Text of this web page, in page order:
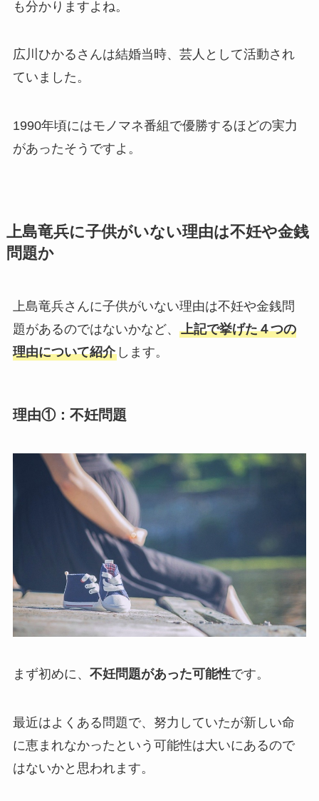
も分かりますよね。
広川ひかるさんは結婚当時、芸人として活動され
ていました。
1990年頃にはモノマネ番組で優勝するほどの実力
があったそうですよ。
上島竜兵に子供がいない理由は不妊や金銭
問題か
上島竜兵さんに子供がいない理由は不妊や金銭問
題があるのではないかなど、 上記で挙げた４つの
理由について紹介します。
理由①：不妊問題
まず初めに、 不妊問題があった可能性です。
最近はよくある問題で、努力していたが新しい命
に恵まれなかったという可能性は大いにあるので
はないかと思われます。